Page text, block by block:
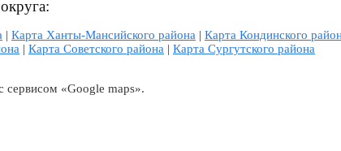
| Карта Ханты-Мансийского района | Карта Кондинского
| Карта Советского района | Карта Сургутского района
сервисом «Google maps».